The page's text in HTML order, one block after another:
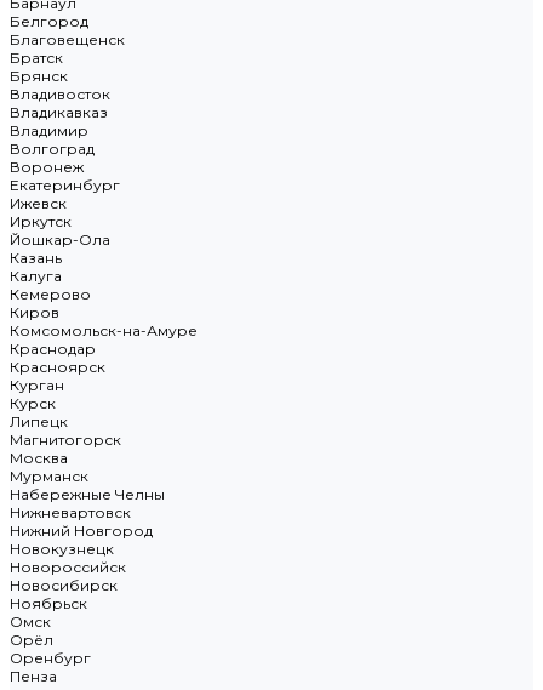
Белгород
Благовещенск
Братск
Брянск
Владивосток
Владикавказ
Владимир
Волгоград
Воронеж
Екатеринбург
Ижевск
Иркутск
Йошкар-Ола
Казань
Калуга
Кемерово
Киров
Комсомольск-на-Амуре
Краснодар
Красноярск
Курган
Курск
Липецк
Магнитогорск
Москва
Мурманск
Набережные Челны
Нижневартовск
Нижний Новгород
Новокузнецк
Новороссийск
Новосибирск
Ноябрьск
Омск
Орёл
Оренбург
Пенза